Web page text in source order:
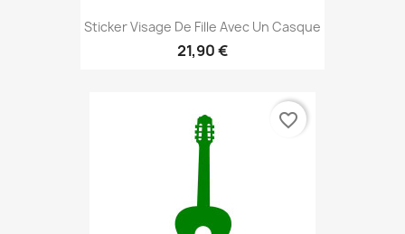
Sticker Visage De Fille Avec Un Casque
21,90 €
favorite_border